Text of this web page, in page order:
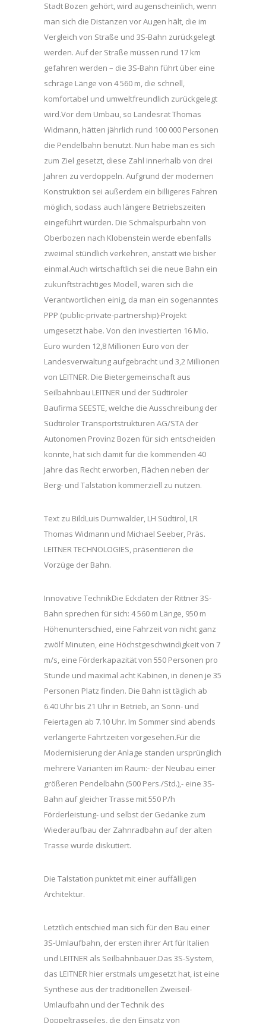
Stadt Bozen gehört, wird augenscheinlich, wenn
man sich die Distanzen vor Augen hält, die im
Vergleich von Straße und 3S-Bahn zurückgelegt
werden. Auf der Straße müssen rund 17 km
gefahren werden – die 3S-Bahn führt über eine
schräge Länge von 4 560 m, die schnell,
komfortabel und umweltfreundlich zurückgelegt
wird.Vor dem Umbau, so Landesrat Thomas
Widmann, hätten jährlich rund 100 000 Personen
die Pendelbahn benutzt. Nun habe man es sich
zum Ziel gesetzt, diese Zahl innerhalb von drei
Jahren zu verdoppeln. Aufgrund der modernen
Konstruktion sei außerdem ein billigeres Fahren
möglich, sodass auch längere Betriebszeiten
eingeführt würden. Die Schmalspurbahn von
Oberbozen nach Klobenstein werde ebenfalls
zweimal stündlich verkehren, anstatt wie bisher
einmal.Auch wirtschaftlich sei die neue Bahn ein
zukunftsträchtiges Modell, waren sich die
Verantwortlichen einig, da man ein sogenanntes
PPP (public-private-partnership)-Projekt
umgesetzt habe. Von den investierten 16 Mio.
Euro wurden 12,8 Millionen Euro von der
Landesverwaltung aufgebracht und 3,2 Millionen
von LEITNER. Die Bietergemeinschaft aus
Seilbahnbau LEITNER und der Südtiroler
Baufirma SEESTE, welche die Ausschreibung der
Südtiroler Transportstrukturen AG/STA der
Autonomen Provinz Bozen für sich entscheiden
konnte, hat sich damit für die kommenden 40
Jahre das Recht erworben, Flächen neben der
Berg- und Talstation kommerziell zu nutzen.
Text zu BildLuis Durnwalder, LH Südtirol, LR
Thomas Widmann und Michael Seeber, Präs.
LEITNER TECHNOLOGIES, präsentieren die
Vorzüge der Bahn.
Innovative TechnikDie Eckdaten der Rittner 3S-
Bahn sprechen für sich: 4 560 m Länge, 950 m
Höhenunterschied, eine Fahrzeit von nicht ganz
zwölf Minuten, eine Höchstgeschwindigkeit von 7
m/s, eine Förderkapazität von 550 Personen pro
Stunde und maximal acht Kabinen, in denen je 35
Personen Platz finden. Die Bahn ist täglich ab
6.40 Uhr bis 21 Uhr in Betrieb, an Sonn- und
Feiertagen ab 7.10 Uhr. Im Sommer sind abends
verlängerte Fahrtzeiten vorgesehen.Für die
Modernisierung der Anlage standen ursprünglich
mehrere Varianten im Raum:- der Neubau einer
größeren Pendelbahn (500 Pers./Std.),- eine 3S-
Bahn auf gleicher Trasse mit 550 P/h
Förderleistung- und selbst der Gedanke zum
Wiederaufbau der Zahnradbahn auf der alten
Trasse wurde diskutiert.
Die Talstation punktet mit einer auffälligen
Architektur.
Letztlich entschied man sich für den Bau einer
3S-Umlaufbahn, der ersten ihrer Art für Italien
und LEITNER als Seilbahnbauer.Das 3S-System,
das LEITNER hier erstmals umgesetzt hat, ist eine
Synthese aus der traditionellen Zweiseil-
Umlaufbahn und der Technik des
Doppeltragseiles, die den Einsatz von